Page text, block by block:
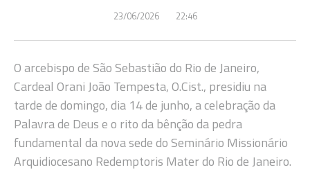
23/06/2026 22:46
O arcebispo de São Sebastião do Rio de Janeiro,
Cardeal Orani João Tempesta, O.Cist., presidiu na
tarde de domingo, dia 14 de junho, a celebração da
Palavra de Deus e o rito da bênção da pedra
fundamental da nova sede do Seminário Missionário
Arquidiocesano Redemptoris Mater do Rio de Janeiro.